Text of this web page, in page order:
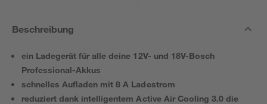
Beschreibung
ein Ladegerät für alle deine 12V- und 18V-Bosch
Professional-Akkus
schnelles Aufladen mit 8 A Ladestrom
reduziert dank intelligentem Active Air Cooling 3.0 die